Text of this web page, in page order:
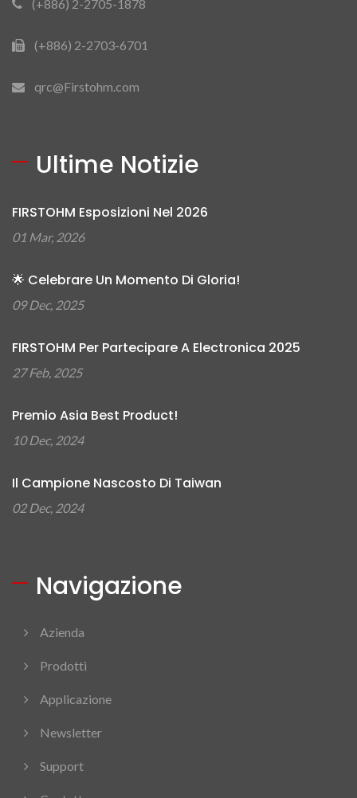
(+886) 2-2705-1878
(+886) 2-2703-6701
qrc@Firstohm.com
Ultime Notizie
FIRSTOHM Esposizioni Nel 2026
01 Mar, 2026
🌟 Celebrare Un Momento Di Gloria!
09 Dec, 2025
FIRSTOHM Per Partecipare A Electronica 2025
27 Feb, 2025
Premio Asia Best Product!
10 Dec, 2024
Il Campione Nascosto Di Taiwan
02 Dec, 2024
Navigazione
Azienda
Prodotti
Applicazione
Newsletter
Support